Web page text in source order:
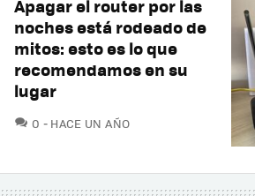
Apagar el router por las
noches está rodeado de
mitos: esto es lo que
recomendamos en su
lugar
0 COMENTARIOS
HACE UN AÑO